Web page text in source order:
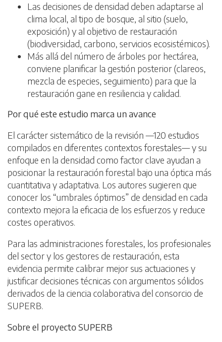
Las decisiones de densidad deben adaptarse al
clima local, al tipo de bosque, al sitio (suelo,
exposición) y al objetivo de restauración
(biodiversidad, carbono, servicios ecosistémicos).
Más allá del número de árboles por hectárea,
conviene planificar la gestión posterior (clareos,
mezcla de especies, seguimiento) para que la
restauración gane en resiliencia y calidad.
Por qué este estudio marca un avance
El carácter sistemático de la revisión —120 estudios
compilados en diferentes contextos forestales— y su
enfoque en la densidad como factor clave ayudan a
posicionar la restauración forestal bajo una óptica más
cuantitativa y adaptativa. Los autores sugieren que
conocer los “umbrales óptimos” de densidad en cada
contexto mejora la eficacia de los esfuerzos y reduce
costes operativos.
Para las administraciones forestales, los profesionales
del sector y los gestores de restauración, esta
evidencia permite calibrar mejor sus actuaciones y
justificar decisiones técnicas con argumentos sólidos
derivados de la ciencia colaborativa del consorcio de
SUPERB.
Sobre el proyecto SUPERB